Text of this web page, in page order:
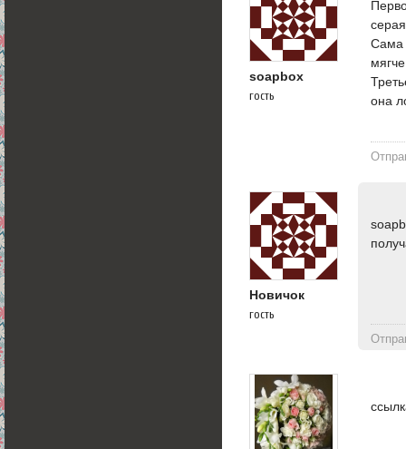
soapbox
гость
Сама
она
Новичок
гость